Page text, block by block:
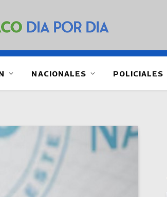
NACIONALES POLICIALES